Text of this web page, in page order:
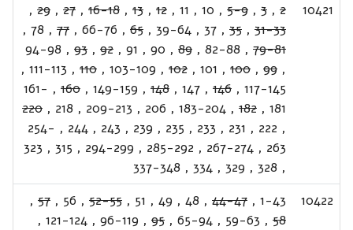
10421
2
,
3
,
5-9
,
10
,
11
,
12
,
13
,
16-18
,
27
,
29
,
31-33
,
35
,
37
,
39-64
,
65
,
66-76
,
77
,
78
,
79-81
,
82-88
,
89
,
90
,
91
,
92
,
93
,
94-98
,
99
,
100
,
101
,
102
,
103-109
,
110
,
111-113
,
117-145
,
146
,
147
,
148
,
149-159
,
160
,
161-
181
,
182
,
183-204
,
206
,
209-213
,
218
,
220
,
222
,
231
,
233
,
235
,
239
,
243
,
244
,
254-
263
,
267-274
,
285-292
,
294-299
,
315
,
323
,
328
,
329
,
334
,
337-348
10422
1-43
,
44-47
,
48
,
49
,
51
,
52-55
,
56
,
57
,
58
,
59-63
,
65-94
,
95
,
96-119
,
121-124
,